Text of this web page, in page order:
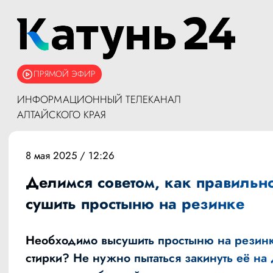
ПРЯМОЙ ЭФИР
ИНФОРМАЦИОННЫЙ ТЕЛЕКАНАЛ
АЛТАЙСКОГО КРАЯ
8 мая 2025 / 12:26
Делимся советом, как
сушить простыню на резинке
Необходимо высушить простыню на
стирки? Не нужно пытаться закинуть её